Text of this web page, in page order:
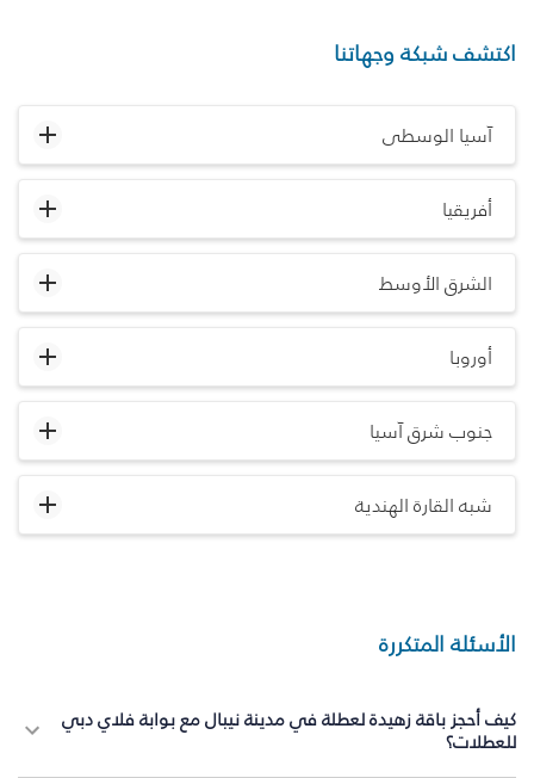
اكتشف شبكة وجهاتنا
آسيا الوسطى
أفريقيا
الشرق الأوسط
أوروبا
جنوب شرق آسيا
شبه القارة الهندية
الأسئلة المتكررة
كيف أحجز باقة زهيدة لعطلة في مدينة نيبال مع بوابة فلاي دبي
للعطلات؟